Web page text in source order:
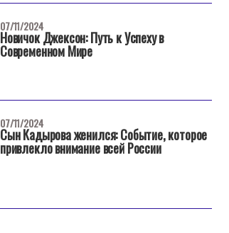
Новичок Джексон: Путь к Успеху в
Современном Мире
07/11/2024
Сын Кадырова женился: Событие, которое
привлекло внимание всей России
07/11/2024